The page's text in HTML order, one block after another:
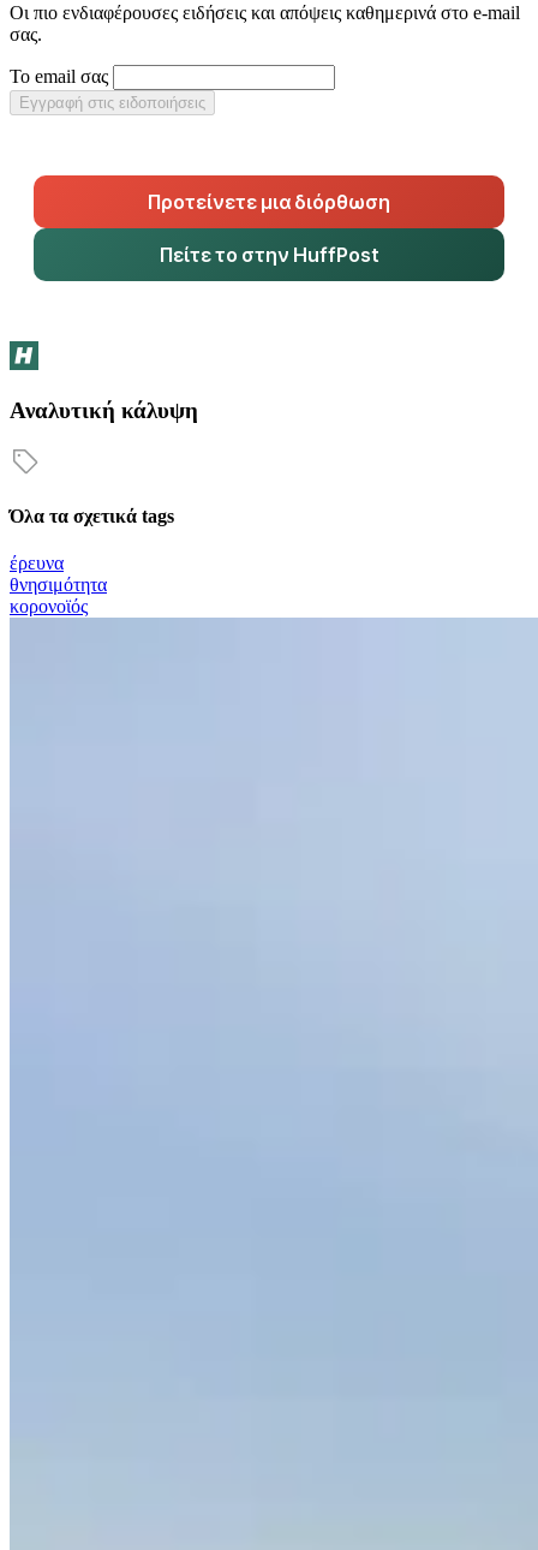
Οι πιο ενδιαφέρουσες ειδήσεις και απόψεις καθημερινά στο e-mail
σας.
Το email σας
Εγγραφή στις ειδοποιήσεις
Προτείνετε μια διόρθωση
Πείτε το στην HuffPost
Αναλυτική κάλυψη
Όλα τα σχετικά tags
έρευνα
θνησιμότητα
κορονοϊός